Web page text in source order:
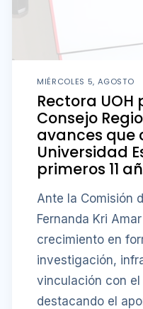
MIÉRCOLES 5, AGOSTO
Rectora UOH
Consejo
avances que
Universidad
primeros 11
Ante la Comisión
Fernanda Kri
crecimiento en
investigación,
vinculación con
destacando el